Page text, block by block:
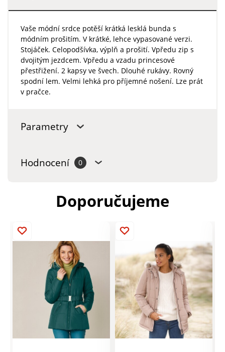
Vaše módní srdce potěší krátká lesklá bunda s
módním prošitím. V krátké, lehce vypasované verzi.
Stojáček. Celopodšívka, výplň a prošití. Vpředu zip s
dvojitým jezdcem. Vpředu a vzadu princesové
přestřižení. 2 kapsy ve švech. Dlouhé rukávy. Rovný
spodní lem. Velmi lehká pro příjemné nošení. Lze prát
v pračce.
Parametry
Hodnocení 0
Doporučujeme